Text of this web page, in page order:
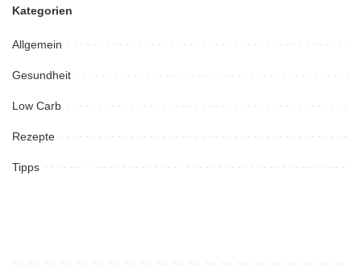
Kategorien
Allgemein
Gesundheit
Low Carb
Rezepte
Tipps